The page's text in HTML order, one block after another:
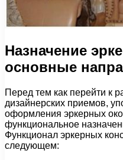
Назначение
основные
Перед тем как перейти к
дизайнерских приемов,
оформления эркерных
функциональное
Функционал эркерных
следующем: